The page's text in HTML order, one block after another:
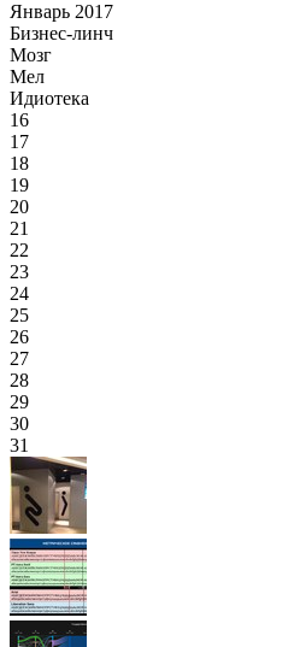
Январь 2017
Бизнес-линч
Мозг
Мел
Идиотека
16
17
18
19
20
21
22
23
24
25
26
27
28
29
30
31